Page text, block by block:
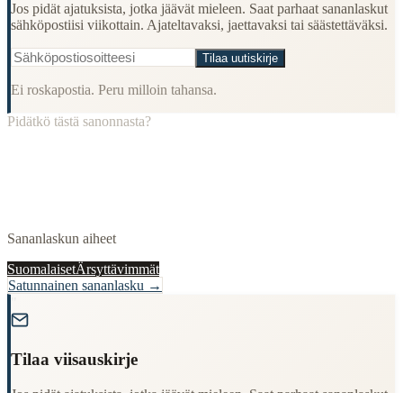
Jos pidät ajatuksista, jotka jäävät mieleen. Saat parhaat sananlaskut
sähköpostiisi viikottain. Ajateltavaksi, jaettavaksi tai säästettäväksi.
Tilaa uutiskirje
Ei roskapostia. Peru milloin tahansa.
Pidätkö tästä sanonnasta?
Sananlaskun aiheet
SuomalaisetÄrsyttävimmät
Satunnainen sananlasku →
Tilaa viisauskirje